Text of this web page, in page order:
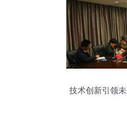
技术创新引领